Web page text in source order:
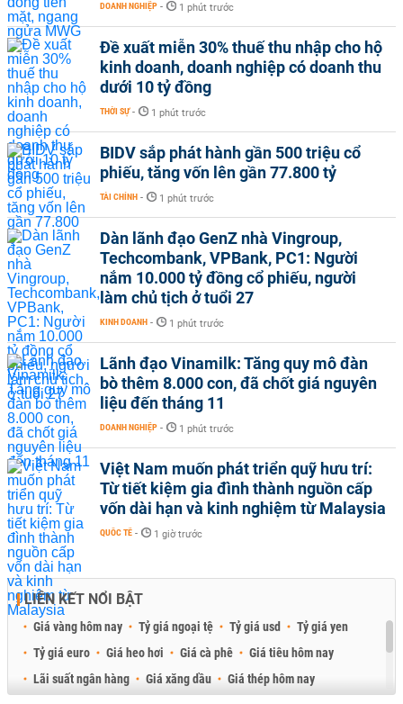
DOANH NGHIỆP - 1 phút trước
Đề xuất miễn 30% thuế thu nhập cho hộ
kinh doanh, doanh nghiệp có doanh thu
dưới 10 tỷ đồng
THỜI SỰ - 1 phút trước
BIDV sắp phát hành gần 500 triệu cổ
phiếu, tăng vốn lên gần 77.800 tỷ
TÀI CHÍNH - 1 phút trước
Dàn lãnh đạo GenZ nhà Vingroup,
Techcombank, VPBank, PC1: Người
nắm 10.000 tỷ đồng cổ phiếu, người
làm chủ tịch ở tuổi 27
KINH DOANH - 1 phút trước
Lãnh đạo Vinamilk: Tăng quy mô đàn
bò thêm 8.000 con, đã chốt giá nguyên
liệu đến tháng 11
DOANH NGHIỆP - 1 phút trước
Việt Nam muốn phát triển quỹ hưu trí:
Từ tiết kiệm gia đình thành nguồn cấp
vốn dài hạn và kinh nghiệm từ Malaysia
QUỐC TẾ - 1 giờ trước
LIÊN KẾT NỔI BẬT
Giá vàng hôm nay Tỷ giá ngoại tệ Tỷ giá usd
Tỷ giá yen
Tỷ giá euro
Giá heo hơi Giá cà phê
Giá tiêu hôm nay
Lãi suất ngân hàng
Giá xăng dầu
Giá thép hôm nay